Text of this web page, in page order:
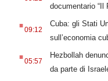
documentario “Il
.09:12
Cuba: gli Stati
sull’economia
.05:57
Hezbollah
da parte di